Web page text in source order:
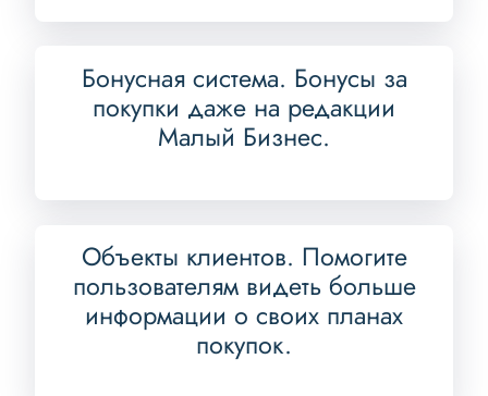
Бонусная система. Бонусы за
покупки даже на редакции
Малый Бизнес.
Объекты клиентов. Помогите
пользователям видеть больше
информации о своих планах
покупок.